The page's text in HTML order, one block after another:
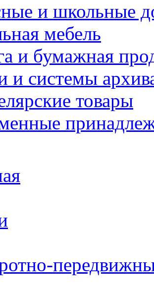
и школьные
мебель
и бумажная
и системы
товары